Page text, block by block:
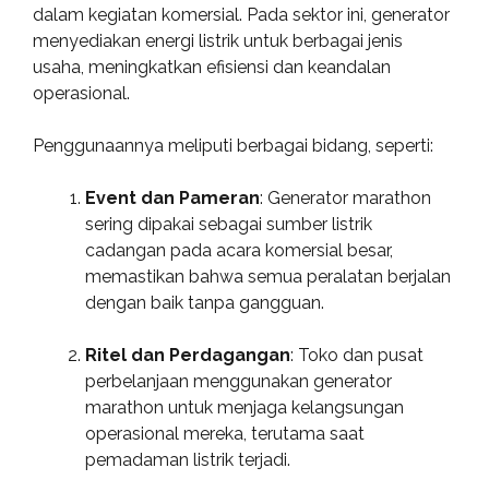
dalam kegiatan komersial. Pada sektor ini, generator
menyediakan energi listrik untuk berbagai jenis
usaha, meningkatkan efisiensi dan keandalan
operasional.
Penggunaannya meliputi berbagai bidang, seperti:
Event dan Pameran: Generator marathon
sering dipakai sebagai sumber listrik
cadangan pada acara komersial besar,
memastikan bahwa semua peralatan berjalan
dengan baik tanpa gangguan.
Ritel dan Perdagangan: Toko dan pusat
perbelanjaan menggunakan generator
marathon untuk menjaga kelangsungan
operasional mereka, terutama saat
pemadaman listrik terjadi.